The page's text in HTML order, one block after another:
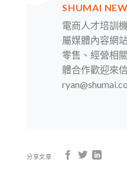
SHUMAI
電商人才培訓
屬媒體內容網
零售、經營相
體合作歡迎來信
分享文章 :